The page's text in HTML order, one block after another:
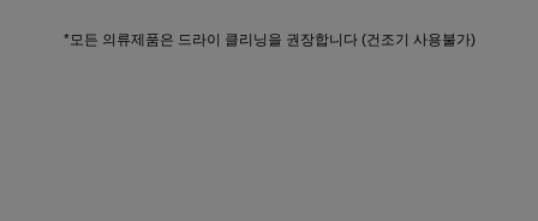
*모든 의류제품은 드라이 클리닝을 권장합니다 (건조기 사용불가)